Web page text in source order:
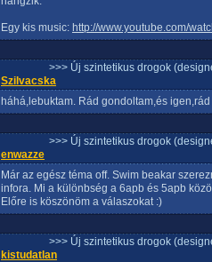
Egy kis music: http://www.youtube.com/
>>> Új szintetikus drogok
Szilvacska
háhá,lebuktam. Rád gondoltam,és igen,rád
>>> Új szintetikus drogok
enwazze
Már az egész téma off. Swim beakar
infora. Mi a különbség a 6apb és 5apb
Előre is köszönöm a válaszokat :)
>>> Új szintetikus drogok
kistudatlan